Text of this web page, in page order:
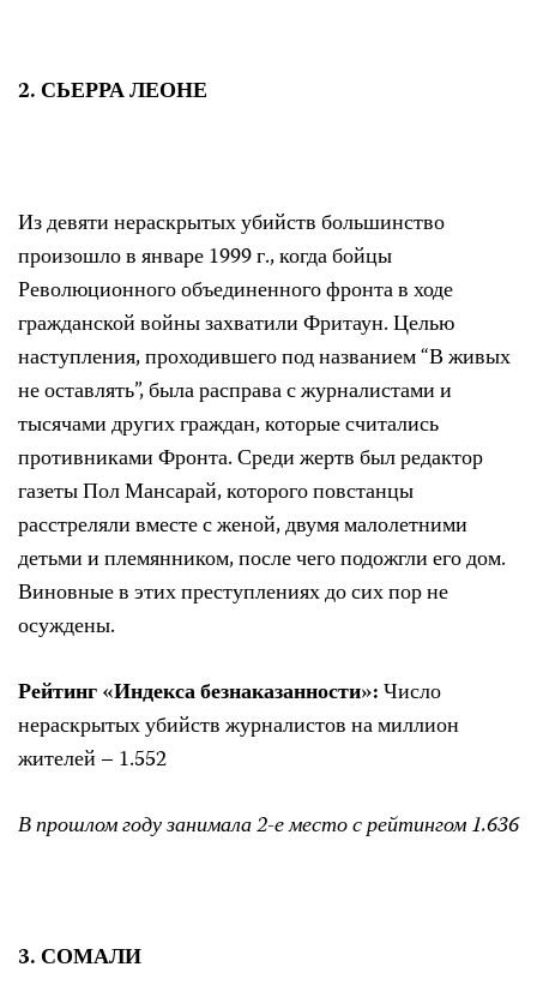
2. СЬЕРРА ЛЕОНЕ
Из девяти нераскрытых убийств большинство
произошло в январе 1999 г., когда бойцы
Революционного объединенного фронта в ходе
гражданской войны захватили Фритаун. Целью
наступления, проходившего под названием “В живых
не оставлять”, была расправа с журналистами и
тысячами других граждан, которые считались
противниками Фронта. Среди жертв был редактор
газеты Пол Мансарай, которого повстанцы
расстреляли вместе с женой, двумя малолетними
детьми и племянником, после чего подожгли его дом.
Виновные в этих преступлениях до сих пор не
осуждены.
Рейтинг «Индекса безнаказанности»:Число
нераскрытых убийств журналистов на миллион
жителей – 1.552
В прошлом году занимала 2-е место с рейтингом 1.636
3. СОМАЛИ